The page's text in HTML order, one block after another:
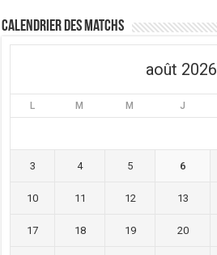
Calendrier des matchs
août 2026
L M M J
3 4 5 6
10 11 12 13
17 18 19 20